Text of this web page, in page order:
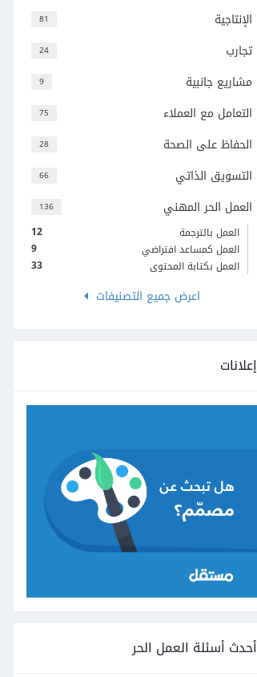
81 الإنتاجية
24 تجارب
9 مشاريع جانبية
75 التعامل مع العملاء
28 الحفاظ على الصحة
66 التسويق الذاتي
136 العمل الحر المهني
12
العمل بالترجمة
9
العمل كمساعد افتراضي
33
العمل بكتابة المحتوى
اعرض جميع التصنيفات
إعلانات
أحدث أسئلة العمل الحر